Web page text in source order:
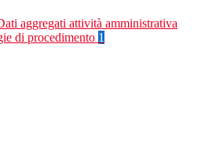
aggregati attività amministrativa
di procedimento 1